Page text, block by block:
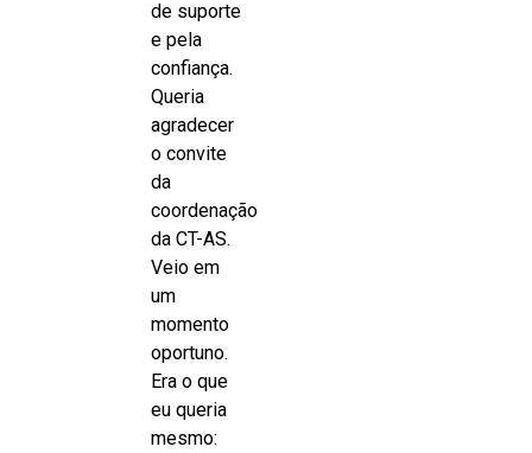
de suporte
e pela
confiança.
Queria
agradecer
o convite
da
coordenação
da CT-AS.
Veio em
um
momento
oportuno.
Era o que
eu queria
mesmo: